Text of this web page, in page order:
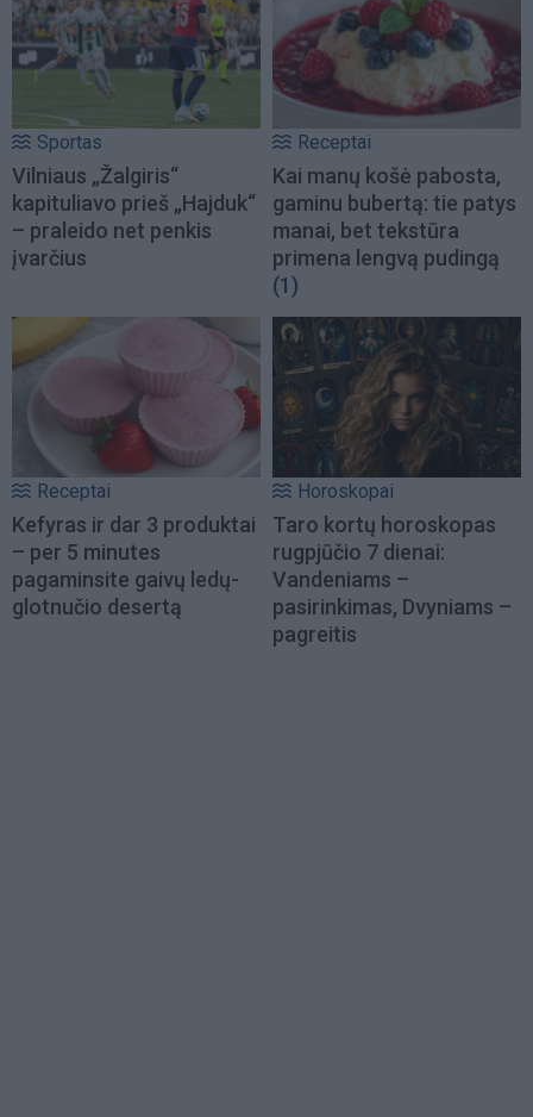
Sportas
Vilniaus „Žalgiris“
kapituliavo prieš „Hajduk“
– praleido net penkis
įvarčius
Receptai
Kai manų košė pabosta,
gaminu bubertą: tie patys
manai, bet tekstūra
primena lengvą pudingą
(1)
Receptai
Kefyras ir dar 3 produktai
– per 5 minutes
pagaminsite gaivų ledų-
glotnučio desertą
Horoskopai
Taro kortų horoskopas
rugpjūčio 7 dienai:
Vandeniams –
pasirinkimas, Dvyniams –
pagreitis